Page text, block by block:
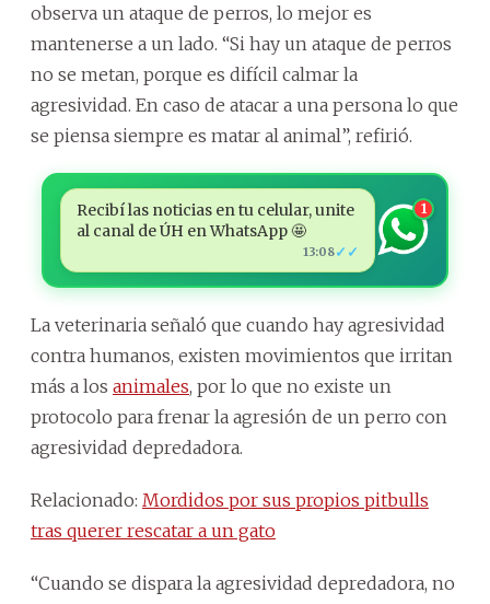
observa un ataque de perros, lo mejor es
mantenerse a un lado. “Si hay un ataque de perros
no se metan, porque es difícil calmar la
agresividad. En caso de atacar a una persona lo que
se piensa siempre es matar al animal”, refirió.
Recibí las noticias en tu celular, unite
al canal de ÚH en WhatsApp 🤩
13:08✓✓
1
La veterinaria señaló que cuando hay agresividad
contra humanos, existen movimientos que irritan
más a los animales, por lo que no existe un
protocolo para frenar la agresión de un perro con
agresividad depredadora.
Relacionado: Mordidos por sus propios pitbulls
tras querer rescatar a un gato
“Cuando se dispara la agresividad depredadora, no